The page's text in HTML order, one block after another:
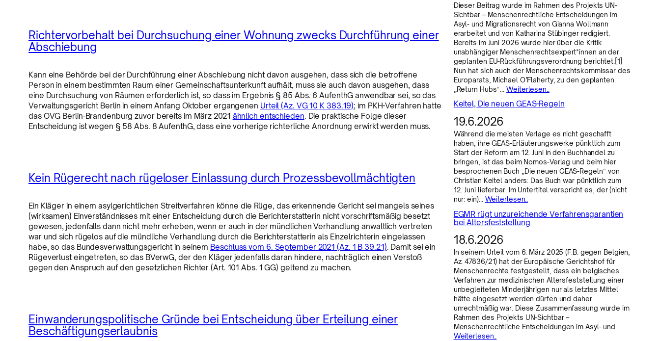
Richtervorbehalt bei Durchsuchung einer Wohnung zwecks Durchführung einer
Abschiebung
Kann eine Behörde bei der Durchführung einer Abschiebung nicht davon ausgehen, dass sich die betroffene
Person in einem bestimmten Raum einer Gemeinschaftsunterkunft aufhält, muss sie auch davon ausgehen, dass
eine Durchsuchung von Räumen erforderlich ist, so dass im Ergebnis § 85 Abs. 6 AufenthG anwendbar sei, so das
Verwaltungsgericht Berlin in einem Anfang Oktober ergangenen Urteil (Az. VG 10 K 383.19); im PKH-Verfahren hatte
das OVG Berlin-Brandenburg zuvor bereits im März 2021 ähnlich entschieden. Die praktische Folge dieser
Entscheidung ist wegen § 58 Abs. 8 AufenthG, dass eine vorherige richterliche Anordnung erwirkt werden muss.
Kein Rügerecht nach rügeloser Einlassung durch Prozessbevollmächtigten
Ein Kläger in einem asylgerichtlichen Streitverfahren könne die Rüge, das erkennende Gericht sei mangels seines
(wirksamen) Einverständnisses mit einer Entscheidung durch die Berichterstatterin nicht vorschriftsmäßig besetzt
gewesen, jedenfalls dann nicht mehr erheben, wenn er auch in der mündlichen Verhandlung anwaltlich vertreten
war und sich rügelos auf die mündliche Verhandlung durch die Berichterstatterin als Einzelrichterin eingelassen
habe, so das Bundesverwaltungsgericht in seinem Beschluss vom 6. September 2021 (Az. 1 B 39.21). Damit sei ein
Rügeverlust eingetreten, so das BVerwG, der den Kläger jedenfalls daran hindere, nachträglich einen Verstoß
gegen den Anspruch auf den gesetzlichen Richter (Art. 101 Abs. 1 GG) geltend zu machen.
Einwanderungspolitische Gründe bei Entscheidung über Erteilung einer
Beschäftigungserlaubnis
Dieser Beitrag wurde im Rahmen des Projekts UN-
Sichtbar – Menschenrechtliche Entscheidungen im
Asyl- und Migrationsrecht von Gianna Wollmann
erarbeitet und von Katharina Stübinger redigiert.
Bereits im Juni 2026 wurde hier über die Kritik
unabhängiger Menschenrechtsexpert*innen an der
geplanten EU-Rückführungsverordnung berichtet.[1]
Nun hat sich auch der Menschenrechtskommissar des
Europarats, Michael O’Flaherty, zu den geplanten
„Return Hubs“…Weiterlesen..
Keitel, Die neuen GEAS-Regeln
19.6.2026
Während die meisten Verlage es nicht geschafft
haben, ihre GEAS-Erläuterungswerke pünktlich zum
Start der Reform am 12. Juni in den Buchhandel zu
bringen, ist das beim Nomos-Verlag und beim hier
besprochenen Buch „Die neuen GEAS-Regeln“ von
Christian Keitel anders: Das Buch war pünktlich zum
12. Juni lieferbar. Im Untertitel verspricht es, der (nicht
nur: ein)… Weiterlesen..
EGMR rügt unzureichende Verfahrensgarantien
bei Altersfeststellung
18.6.2026
In seinem Urteil vom 6. März 2025 (F.B. gegen Belgien,
Az. 47836/21) hat der Europäische Gerichtshof für
Menschenrechte festgestellt, dass ein belgisches
Verfahren zur medizinischen Altersfeststellung einer
unbegleiteten Minderjährigen nur als letztes Mittel
hätte eingesetzt werden dürfen und daher
unrechtmäßig war. Diese Zusammenfassung wurde im
Rahmen des Projekts UN-Sichtbar –
Menschenrechtliche Entscheidungen im Asyl- und…
Weiterlesen..